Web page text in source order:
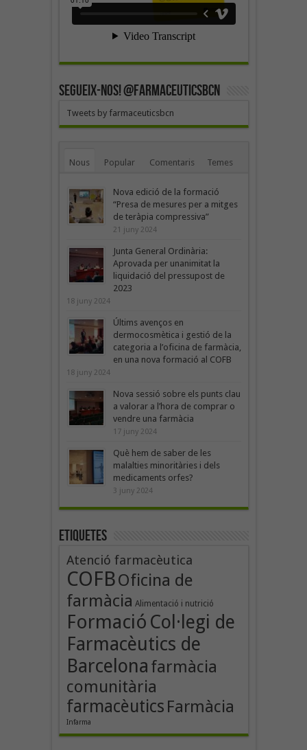
SEGUEIX-NOS! @farmaceuticsbcn
Tweets by farmaceuticsbcn
Nous Popular Comentaris Temes
Nova edició de la formació
“Presa de mesures per a mitges
de teràpia compressiva”
21 juny 2024
Junta General Ordinària:
Aprovada per unanimitat la
liquidació del pressupost de
2023
18 juny 2024
Últims avenços en
dermocosmètica i gestió de la
categoria a l’oficina de farmàcia,
en una nova formació al COFB
18 juny 2024
Nova sessió sobre els punts clau
a valorar a l’hora de comprar o
vendre una farmàcia
17 juny 2024
Què hem de saber de les
malalties minoritàries i dels
medicaments orfes?
3 juny 2024
Etiquetes
Atenció farmacèutica
COFBOficina de
farmàcia Alimentació i nutrició
Formació Col·legi de
Farmacèutics de
Barcelona farmàcia
comunitària
farmacèutics Farmàcia
Infarma